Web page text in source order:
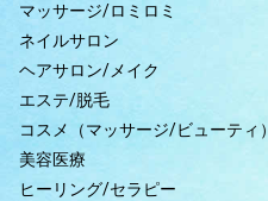
マッサージ/ロミロミ
ネイルサロン
ヘアサロン/メイク
エステ/脱毛
コスメ（マッサージ/ビューティ）
美容医療
ヒーリング/セラピー